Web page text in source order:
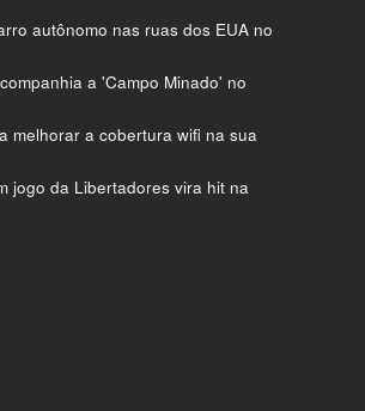
autônomo nas ruas dos EUA no
a 'Campo Minado' no
melhorar a cobertura wifi na sua
jogo da Libertadores vira hit na